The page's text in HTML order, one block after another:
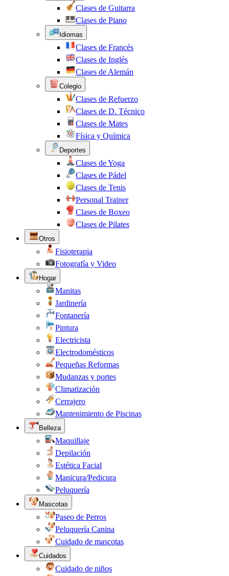
Clases de Guitarra
Clases de Piano
Idiomas
Clases de Francés
Clases de Inglés
Clases de Alemán
Colegio
Clases de Refuerzo
Clases de D. Técnico
Clases de Mates
Física y Química
Deportes
Clases de Yoga
Clases de Pádel
Clases de Tenis
Personal Trainer
Clases de Boxeo
Clases de Pilates
Otros
Fisioterapia
Fotografía y Video
Hogar
Manitas
Jardinería
Fontanería
Pintura
Electricista
Electrodomésticos
Pequeñas Reformas
Mudanzas y portes
Climatización
Cerrajero
Mantenimiento de Piscinas
Belleza
Maquillaje
Depilación
Estética Facial
Manicura/Pedicura
Peluquería
Mascotas
Paseo de Perros
Peluquería Canina
Cuidado de mascotas
Cuidados
Cuidado de niños